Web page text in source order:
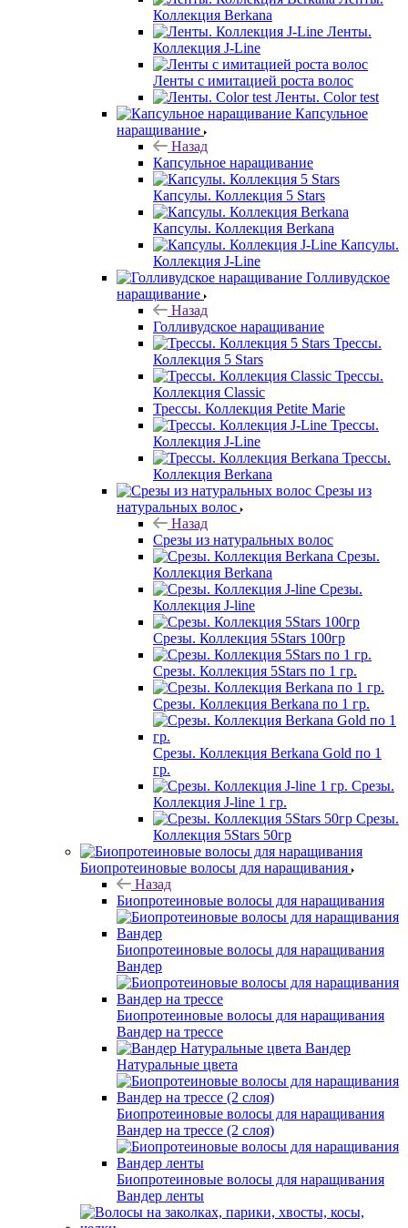
Коллекция Berkana
Ленты.
Коллекция J-Line
Ленты с имитацией роста волос
Ленты. Color test
Капсульное
наращивание
Назад
Капсульное наращивание
Капсулы. Коллекция 5 Stars
Капсулы. Коллекция Berkana
Капсулы.
Коллекция J-Line
Голливудское
наращивание
Назад
Голливудское наращивание
Трессы.
Коллекция 5 Stars
Трессы.
Коллекция Classic
Трессы. Коллекция Petite Marie
Трессы.
Коллекция J-Line
Трессы.
Коллекция Berkana
Срезы из
натуральных волос
Назад
Срезы из натуральных волос
Срезы.
Коллекция Berkana
Срезы.
Коллекция J-line
Срезы. Коллекция 5Stars 100гр
Срезы. Коллекция 5Stars по 1 гр.
Срезы. Коллекция Berkana по 1 гр.
Срезы. Коллекция Berkana Gold по 1
гр.
Срезы.
Коллекция J-line 1 гр.
Срезы.
Коллекция 5Stars 50гр
Биопротеиновые волосы для наращивания
Назад
Биопротеиновые волосы для наращивания
Биопротеиновые волосы для наращивания
Вандер
Биопротеиновые волосы для наращивания
Вандер на трессе
Вандер
Натуральные цвета
Биопротеиновые волосы для наращивания
Вандер на трессе (2 слоя)
Биопротеиновые волосы для наращивания
Вандер ленты